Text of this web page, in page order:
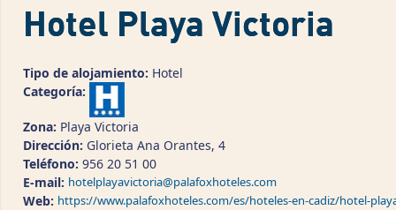
Hotel Playa Victoria
Tipo de alojamiento: Hotel
Categoría:
Zona: Playa Victoria
Dirección: Glorieta Ana Orantes, 4
Teléfono: 956 20 51 00
E-mail: hotelplayavictoria@palafoxhoteles.com
Web: https://www.palafoxhoteles.com/es/hoteles-en-cadiz/hotel-